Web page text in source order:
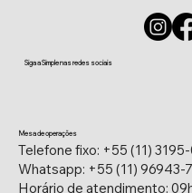
Siga a Simple nas redes sociais
Telefone fixo: +55 (11)
Whatsapp: +55 (11) 96943-
Horário de atendimento:
Mesa de operações